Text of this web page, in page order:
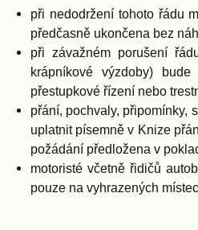
při nedodržení tohoto řádu
předčasně ukončena bez
při závažném porušení
krápníkové výzdoby)
přestupkové řízení nebo
přání, pochvaly, připomínky,
uplatnit písemně v Knize
požádání předložena v
motoristé včetně řidičů
pouze na vyhrazených